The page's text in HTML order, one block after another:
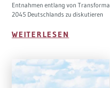
Entnahmen entlang von
2045 Deutschlands zu diskutieren
WEITERLESEN